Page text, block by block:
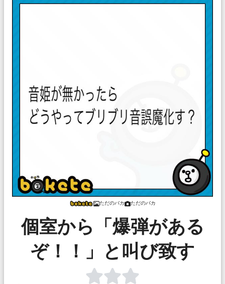
ただのバカ ただのバカ
個室から「爆弾がある
ぞ！！」と叫び致す